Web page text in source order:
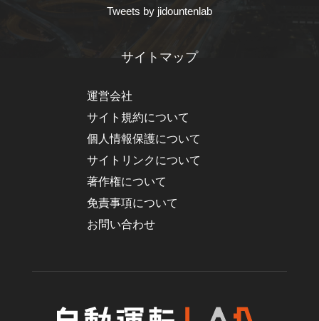
Tweets by jidountenlab
サイトマップ
運営会社
サイト規約について
個人情報保護について
サイトリンクについて
著作権について
免責事項について
お問い合わせ